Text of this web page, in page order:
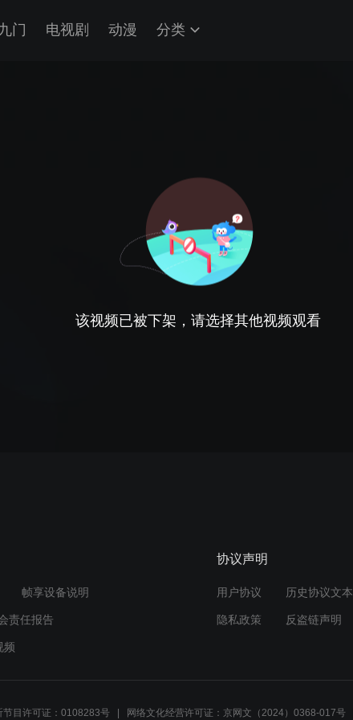
九门 电视剧 动漫 分类
该视频已被下架，请选择其他视频观看
帧享设备说明
责任报告
频
协议声明
用户协议 历史协议文本
隐私政策 反盗链声明
节目许可证：0108283号 网络文化经营许可证：京网文（2024）0368-017号